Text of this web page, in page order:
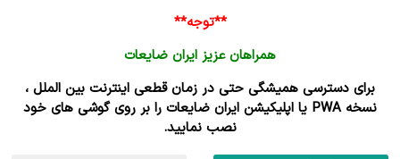
نتایج جستجوی قیمت
استان
**توجه**
همراهان عزیز ایران ضایعات
برای دسترسی همیشگی حتی در زمان قطعی اینترنت بین الملل ،
نسخه PWA یا اپلیکیشن ایران ضایعات را بر روی گوشی های خود
نصب نمایید.